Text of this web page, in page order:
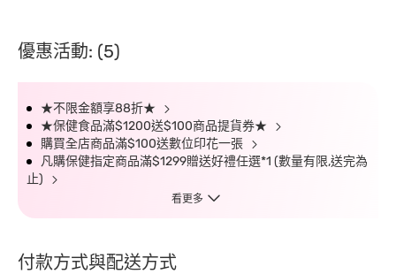
優惠活動: (5)
★不限金額享88折★
★保健食品滿$1200送$100商品提貨券★
購買全店商品滿$100送數位印花一張
凡購保健指定商品滿$1299贈送好禮任選*1 (數量有限,送完為
止)
看更多
付款方式與配送方式